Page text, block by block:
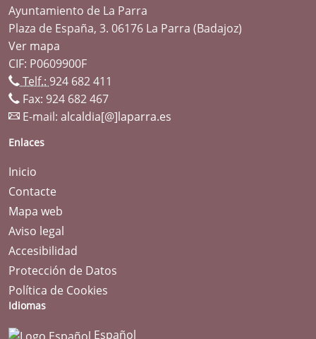
Ayuntamiento de La Parra
Plaza de España, 3. 06176 La Parra (Badajoz)
Ver mapa
CIF: P0609900F
Telf.: 924 682 411
Fax: 924 682 467
E-mail: alcaldia[@]laparra.es
Enlaces
Inicio
Contacte
Mapa web
Aviso legal
Accesibilidad
Protección de Datos
Política de Cookies
Idiomas
Español